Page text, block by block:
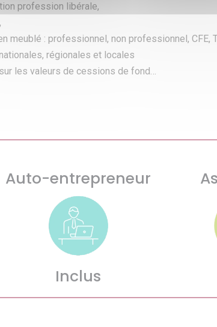
profession libérale,
meublé : professionnel, non professionnel, CFE,
régionales et locales
les valeurs de cessions de fond…
Auto-entrepreneur
Inclus